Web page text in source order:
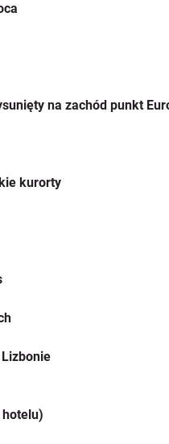
na zachód punkt
kurorty